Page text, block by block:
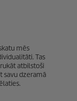
mēs
Tas
atbilstoši
savu dzeramā